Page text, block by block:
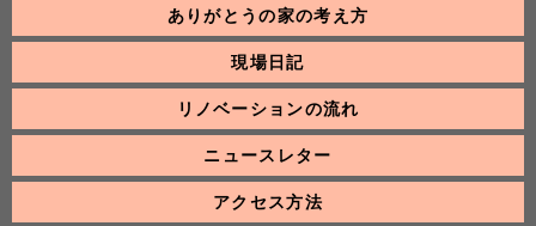
ありがとうの家の考え方
現場日記
リノベーションの流れ
ニュースレター
アクセス方法